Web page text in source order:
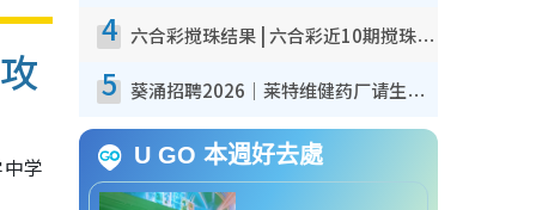
学
4 六合彩搅珠结果 | 六合彩近10期搅珠结果出炉+ 近30期最旺热门中奖号码
5 葵涌招聘2026｜莱特维健药厂请生产操作员！月薪高达$1.7万 冷气厂房/五天工作/保障双粮
U GO 本週好去處